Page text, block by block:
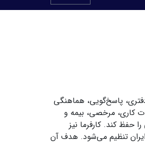
پاسخ‌گویی، هماهنگی
کاری، مرخصی، بیمه و
کند. کارفرما نیز
تنظیم می‌شود. هدف آن